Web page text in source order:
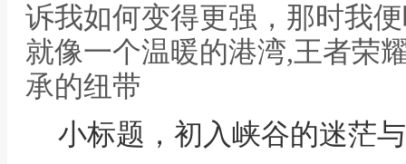
诉我如何变得更强，那时我
就像一个温暖的港湾,王者荣
承的纽带
小标题，初入峡谷的迷茫